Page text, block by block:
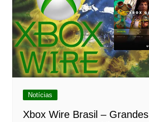
Notícias
Xbox Wire Brasil – Grandes